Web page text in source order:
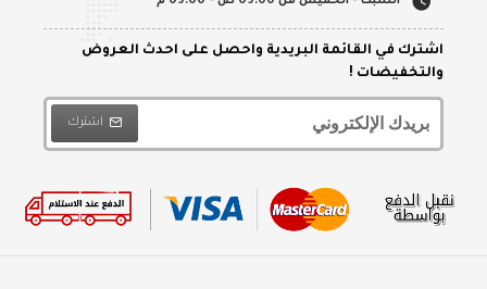
اشترك في القائمة البريدية واحصل على احدث العروض
والتخفيضات !
اشترك